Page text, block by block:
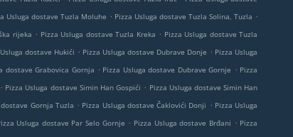
Usluga dostave Tuzla Moluhe . Pizza Usluga dostave Tuzla Solina, Tuzla .
rijeka . Pizza Usluga dostave Tuzla Kreka . Pizza Usluga dostave Tuzla
dostave Hukići . Pizza Usluga dostave Dubrave Donje . Pizza Usluga
dostave Grabovica Gornja . Pizza Usluga dostave Dubrave Gornje . Pizza
. Pizza Usluga dostave Simin Han Gospići . Pizza Usluga dostave Simin Han
Gornja Tuzla . Pizza Usluga dostave Čaklovići Donji . Pizza Usluga
Usluga dostave Par Selo Gornje . Pizza Usluga dostave Brđani . Pizza